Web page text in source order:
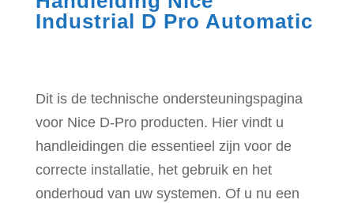
Industrial D Pro Automatic
Dit is de technische ondersteuningspagina
voor Nice D-Pro producten. Hier vindt u
handleidingen die essentieel zijn voor de
correcte installatie, het gebruik en het
onderhoud van uw systemen. Of u nu een